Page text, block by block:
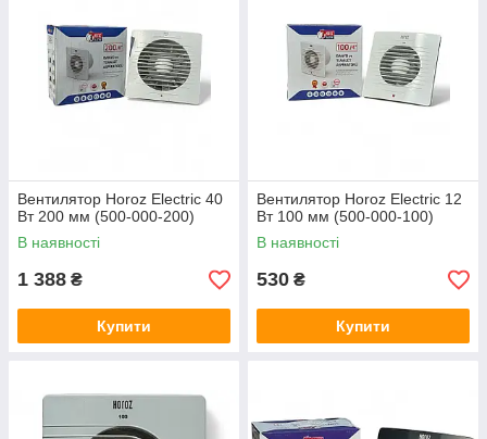
Вентилятор Horoz Electric 40
Вт 200 мм (500-000-200)
В наявності
1 388 ₴
Купити
Вентилятор Horoz Electric 12
Вт 100 мм (500-000-100)
В наявності
530 ₴
Купити